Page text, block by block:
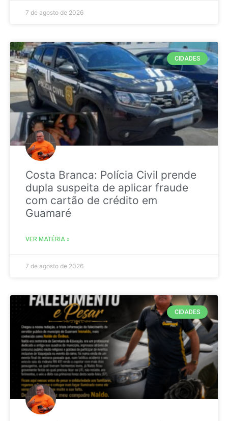
7 de agosto de 2026
CIDADES
Costa Branca: Polícia Civil prende
dupla suspeita de aplicar fraude
com cartão de crédito em
Guamaré
VER MATÉRIA »
7 de agosto de 2026
CIDADES